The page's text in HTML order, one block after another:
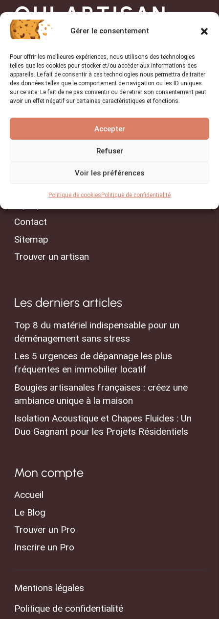
Gérer le consentement
Pour offrir les meilleures expériences, nous utilisons des technologies
telles que les cookies pour stocker et/ou accéder aux informations des
appareils. Le fait de consentir à ces technologies nous permettra de traiter
des données telles que le comportement de navigation ou les ID uniques
sur ce site. Le fait de ne pas consentir ou de retirer son consentement peut
avoir un effet négatif sur certaines caractéristiques et fonctions.
Accepter
Refuser
Voir les préférences
Politique de cookies Politique de confidentialité
OUI ARTISAN
Trouvez l’artisan de
confiance pour vos projets !
TROUVER UN PRO
Contact
Sitemap
Trouver un artisan
Les derniers articles
Top 8 du matériel indispensable pour un
déménagement sans stress
Les 5 urgences de dépannage les plus
fréquentes en immobilier locatif
Bougies artisanales françaises : créez une
ambiance unique à la maison
Isolation Acoustique et Chapes Fluides : Un
Duo Gagnant pour les Projets Résidentiels
Mon compte
Accueil
Le Blog
Trouver un Pro
Inscrire un Pro
Mentions légales
Politique de confidentialité